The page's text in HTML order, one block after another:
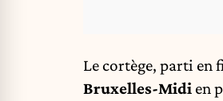
Le cortège, parti en
Bruxelles-Midien